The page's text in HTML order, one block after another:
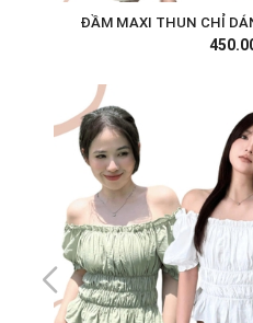
ĐẦM MAXI THUN CHỈ